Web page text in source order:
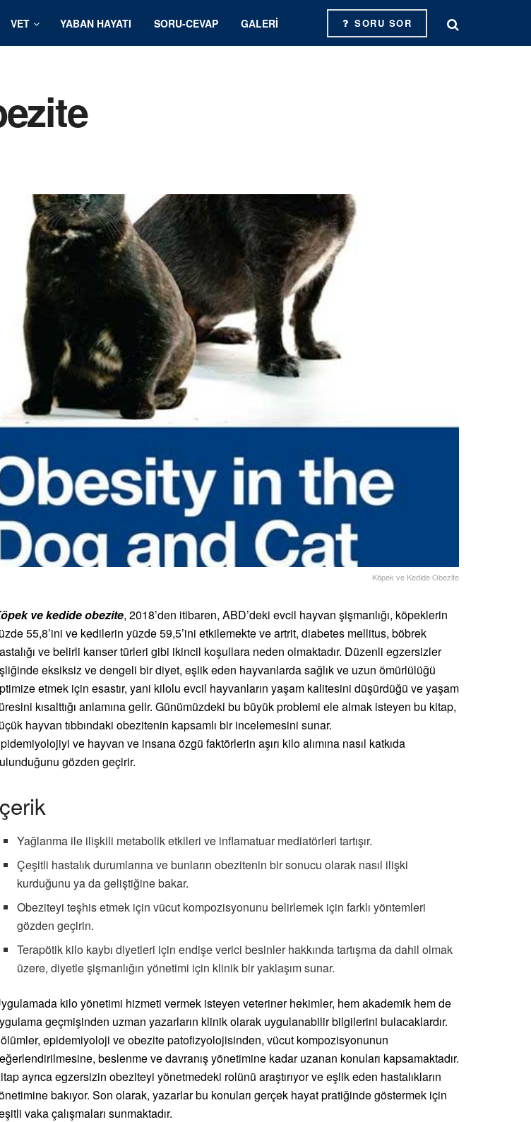
VET YABAN HAYATI SORU-CEVAP GALERI SORU SOR
Köpek ve Kedide Obezite
ve kedide obezite, 2018’den itibaren, ABD’deki evcil hayvan şişmanlığı, köpeklerin
55,8’ini ve kedilerin yüzde 59,5’ini etkilemekte ve artrit, diabetes mellitus, böbrek
ve belirli kanser türleri gibi ikincil koşullara neden olmaktadır. Düzenli egzersizler
eksiksiz ve dengeli bir diyet, eşlik eden hayvanlarda sağlık ve uzun ömürlülüğü
etmek için esastır, yani kilolu evcil hayvanların yaşam kalitesini düşürdüğü ve yaşam
kısalttığı anlamına gelir. Günümüzdeki bu büyük problemi ele almak isteyen bu kitap,
hayvan tıbbındaki obezitenin kapsamlı bir incelemesini sunar.
ve hayvan ve insana özgü faktörlerin aşırı kilo alımına nasıl katkıda
gözden geçirir.
Yağlanma ile ilişkili metabolik etkileri ve inflamatuar mediatörleri tartışır.
Çeşitli hastalık durumlarına ve bunların obezitenin bir sonucu olarak nasıl ilişki
kurduğunu ya da geliştiğine bakar.
Obeziteyi teşhis etmek için vücut kompozisyonunu belirlemek için farklı yöntemleri
gözden geçirin.
Terapötik kilo kaybı diyetleri için endişe verici besinler hakkında tartışma da dahil olmak
üzere, diyetle şişmanlığın yönetimi için klinik bir yaklaşım sunar.
kilo yönetimi hizmeti vermek isteyen veteriner hekimler, hem akademik hem de
geçmişinden uzman yazarların klinik olarak uygulanabilir bilgilerini bulacaklardır.
epidemiyoloji ve obezite patofizyolojisinden, vücut kompozisyonunun
beslenme ve davranış yönetimine kadar uzanan konuları kapsamaktadır.
ayrıca egzersizin obeziteyi yönetmedeki rolünü araştırıyor ve eşlik eden hastalıkların
bakıyor. Son olarak, yazarlar bu konuları gerçek hayat pratiğinde göstermek için
vaka çalışmaları sunmaktadır.